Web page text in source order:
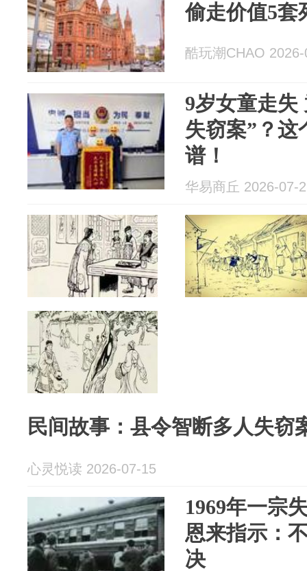
偷走价值5套
酷玩潮CHAO
9岁女童走失
失窃案”？这
谱！
华易商丘 2026-07-
民间故事：县令智断多人失窃
心灵悦读 2026-07-15
1969年一宗
恩来指示：
决